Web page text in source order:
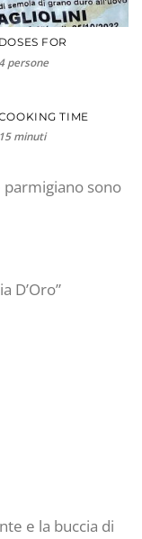
DOSES FOR
4 persone
TIME
15 minuti
parmigiano sono
D’Oro”
e la buccia di